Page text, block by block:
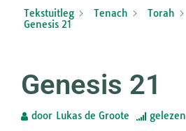
Tekstuitleg Tenach Torah
Genesis 21
Genesis 21
door Lukas de Groote gelezen